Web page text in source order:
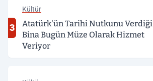
3
Kültür
Atatürk'ün Tarihi Nutkunu Verdiği
Bina Bugün Müze Olarak Hizmet
Veriyor